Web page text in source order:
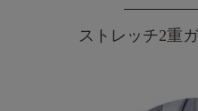
ストレッチ2重